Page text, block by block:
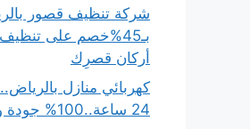
شركة تنظيف قصور
بـ45%خصم على
أركان قصرِك
كهربائي منازل
24 ساعة..100% جودة وأسعار مُنافسة